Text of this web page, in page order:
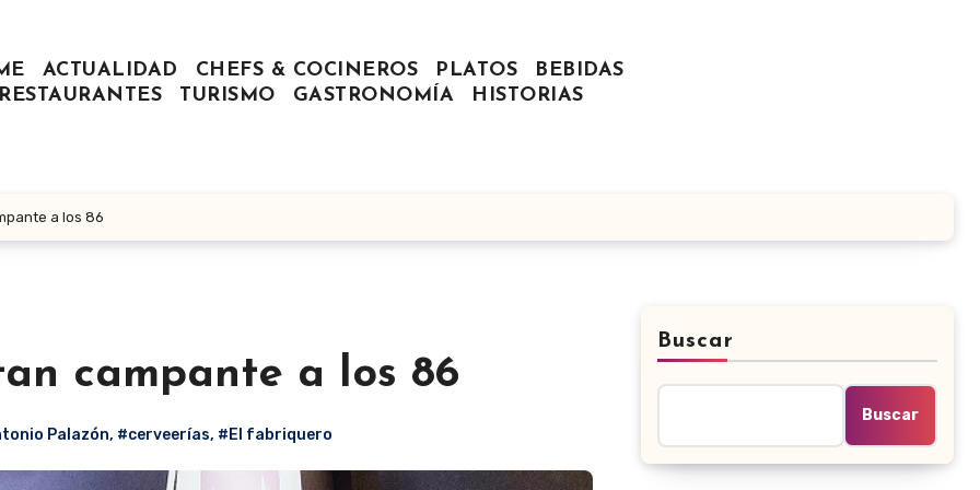
ACTUALIDAD CHEFS & COCINEROS PLATOS
BEBIDAS
RESTAURANTES
TURISMO GASTRONOMÍA HISTORIAS
a los 86
campante a los 86
Palazón, #cerveerías, #El fabriquero
Buscar
Buscar